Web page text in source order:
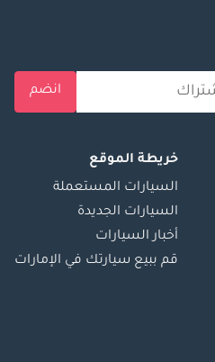
انضم
خريطة الموقع
السيارات المستعملة
السيارات الجديدة
أخبار السيارات
قم ببيع سيارتك في الإمارات